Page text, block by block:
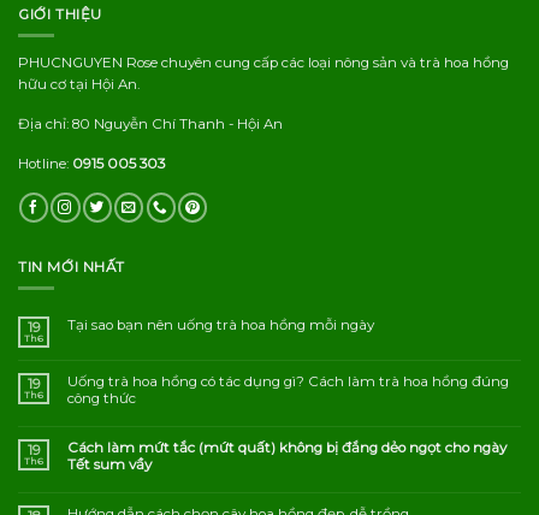
GIỚI THIỆU
PHUCNGUYEN Rose chuyên cung cấp các loại nông sản và trà hoa hồng
hữu cơ tại Hội An.
Địa chỉ: 80 Nguyễn Chí Thanh - Hội An
Hotline: 0915 005 303
TIN MỚI NHẤT
19
Th6
Tại sao bạn nên uống trà hoa hồng mỗi ngày
19
Th6
Uống trà hoa hồng có tác dụng gì? Cách làm trà hoa hồng đúng
công thức
19
Th6
Cách làm mứt tắc (mứt quất) không bị đắng dẻo ngọt cho ngày
Tết sum vầy